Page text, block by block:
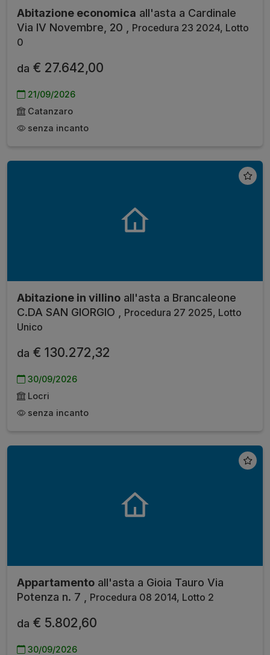
Abitazione economica all'asta a Cardinale
Via IV Novembre, 20 ,
Procedura 23 2024, Lotto
0
da € 27.642,00
21/09/2026
Catanzaro
senza incanto
Abitazione in villino all'asta a Brancaleone
C.DA SAN GIORGIO ,
Procedura 27 2025, Lotto
Unico
da € 130.272,32
30/09/2026
Locri
senza incanto
Appartamento all'asta a Gioia Tauro Via
Potenza n. 7 ,
Procedura 08 2014, Lotto 2
da € 5.802,60
30/09/2026